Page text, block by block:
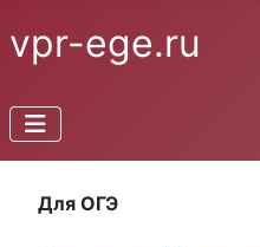
vpr-ege.ru
Для ОГЭ